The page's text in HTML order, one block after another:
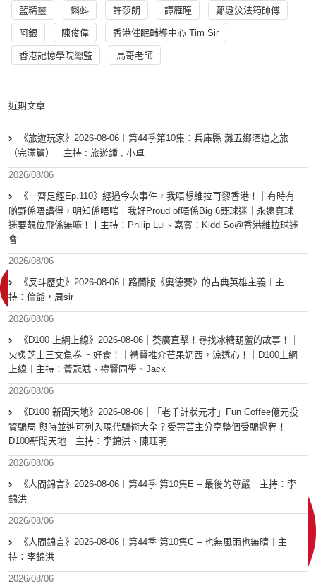
藍精靈 蝌蚪 許莎朗 譚雁瞳 鄭遨汶法筠師傅
阿銀 陳俊偉 香港催眠輔導中心 Tim Sir
香港記憶學院總監 馬哥老師
近期文章
《旅遊玩家》2026-08-06︱第44季第10集：兵庫縣 灘五鄉酒造之旅
（完滿篇）︱主持 : 旅遊鍾 , 小卓
2026/08/06
《一齊足經Ep.110》經過今次事件，我唔想維拉再黎香港！｜有時有
啲野係唔講得，明知係唔啱丨我好Proud of唔係Big 6既球迷｜永遠真球
迷要靚位飛係無嘛！丨主持：Philip Lui、嘉賓：Kidd So@香港維拉球迷
會
2026/08/06
《反斗歷史》2026-08-06︱路蘭版《奧德賽》的古典英雄主義︱主
持：倫爺，周sir
2026/08/06
《D100 上綱上線》2026-08-06｜葵廣直擊！尋找冰糖葫蘆的故事！｜
火炙芝士三文魚卷 ~ 好食！｜禮賢推介芒果奶西，涼透心！｜D100上綱
上線︱主持：黃冠斌、禮賢同學、Jack
2026/08/06
《D100 新聞天地》2026-08-06｜「老千計狀元才」Fun Coffee億元投
資騙局 與時並進可列入現代騙術大全？受害苦主分享整個受騙過程！｜
D100新聞天地｜主持：李錦洪、陳珏明
2026/08/06
《人間錦言》2026-08-06︱第44季 第10集E – 最後的尊嚴︱主持：李
錦洪
2026/08/06
《人間錦言》2026-08-06︱第44季 第10集C – 也無風雨也無晴︱主
持：李錦洪
2026/08/06